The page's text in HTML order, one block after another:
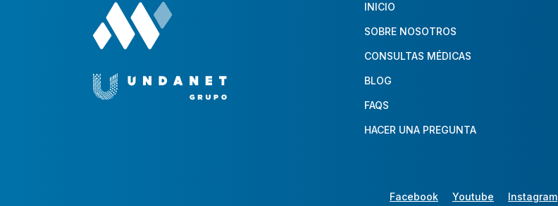
INICIO
SOBRE NOSOTROS
CONSULTAS MÉDICAS
BLOG
FAQS
HACER UNA PREGUNTA
Facebook Youtube Instagram